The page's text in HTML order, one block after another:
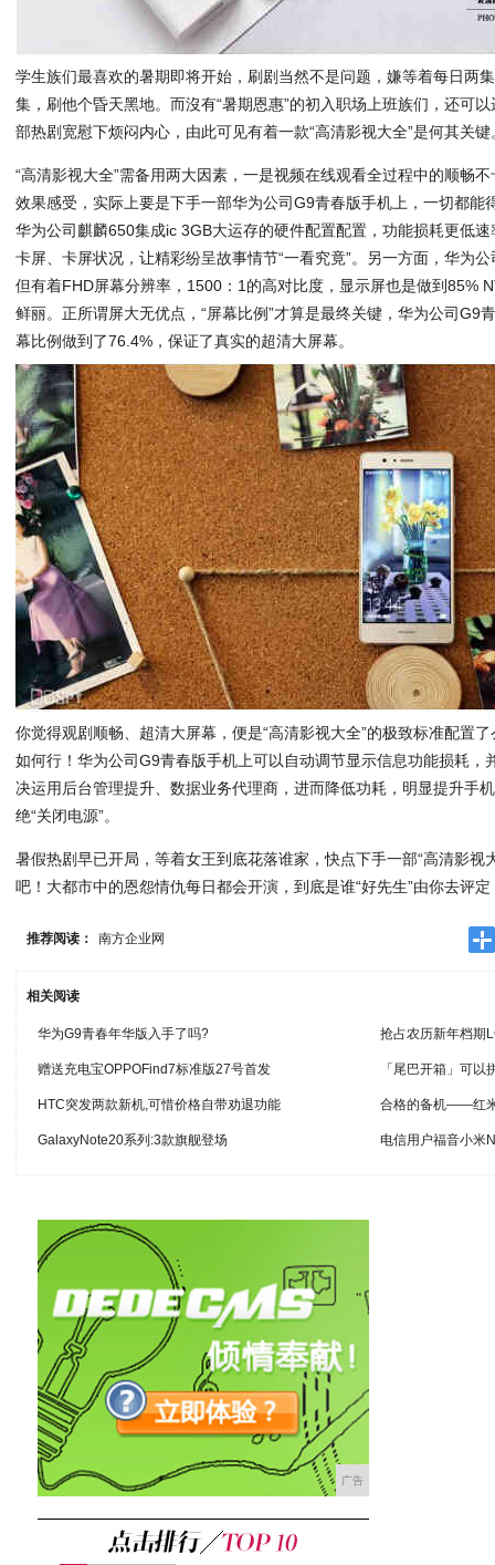
学生族们最喜欢的暑期即将开始，刷剧当然不是问题，嫌等着每日两
集，刷他个昏天黑地。而沒有“暑期恩惠”的初入职场上班族们，还可
部热剧宽慰下烦闷内心，由此可见有着一款“高清影视大全”是何其关键
“高清影视大全”需备用两大因素，一是视频在线观看全过程中的顺畅
效果感受，实际上要是下手一部华为公司G9青春版手机上，一切都能
华为公司麒麟650集成ic 3GB大运存的硬件配置配置，功能损耗更低
卡屏、卡屏状况，让精彩纷呈故事情节“一看究竟”。另一方面，华为
但有着FHD屏幕分辨率，1500：1的高对比度，显示屏也是做到85%
鲜丽。正所谓屏大无优点，“屏幕比例”才算是最终关键，华为公司G9
幕比例做到了76.4%，保证了真实的超清大屏幕。
你觉得观剧顺畅、超清大屏幕，便是“高清影视大全”的极致标准配置
如何行！华为公司G9青春版手机上可以自动调节显示信息功能损耗，
决运用后台管理提升、数据业务代理商，进而降低功耗，明显提升手
绝“关闭电源”。
暑假热剧早已开局，等着女王到底花落谁家，快点下手一部“高清影视
吧！大都市中的恩怨情仇每日都会开演，到底是谁“好先生”由你去评定
推荐阅读： 南方企业网
相关阅读
华为G9青春年华版入手了吗? 抢占农历新年档期
赠送充电宝OPPOFind7标准版27号首发 「尾巴开箱」可
HTC突发两款新机,可惜价格自带劝退功能 合格的备机——红
GalaxyNote20系列:3款旗舰登场 电信用户福音小米
广告